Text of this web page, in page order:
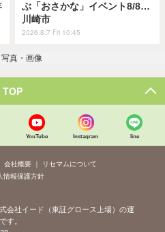
ぶ「おさかな」イベント8/8…
川崎市
2026.8.7 Fri 10:45
写真・画像
TOP
YouTube Instagram line
会社概要
リセマムについて
情報保護方針
会社イード（東証グロース上場）の運
す。